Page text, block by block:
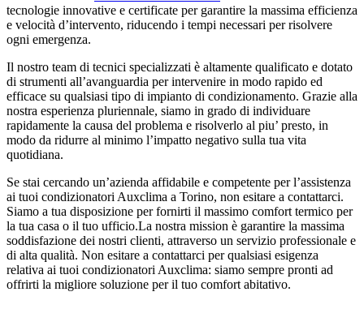
tecnologie innovative e certificate per garantire la massima efficienza
e velocità d’intervento, riducendo i tempi necessari per risolvere
ogni emergenza.
Il nostro team di tecnici specializzati è altamente qualificato e dotato
di strumenti all’avanguardia per intervenire in modo rapido ed
efficace su qualsiasi tipo di impianto di condizionamento. Grazie alla
nostra esperienza pluriennale, siamo in grado di individuare
rapidamente la causa del problema e risolverlo al piu’ presto, in
modo da ridurre al minimo l’impatto negativo sulla tua vita
quotidiana.
Se stai cercando un’azienda affidabile e competente per l’assistenza
ai tuoi condizionatori Auxclima a Torino, non esitare a contattarci.
Siamo a tua disposizione per fornirti il massimo comfort termico per
la tua casa o il tuo ufficio.La nostra mission è garantire la massima
soddisfazione dei nostri clienti, attraverso un servizio professionale e
di alta qualità. Non esitare a contattarci per qualsiasi esigenza
relativa ai tuoi condizionatori Auxclima: siamo sempre pronti ad
offrirti la migliore soluzione per il tuo comfort abitativo.